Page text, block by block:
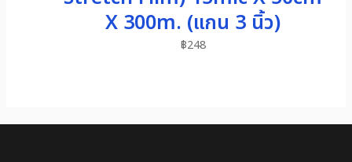
X 300m. (แกน 3 นิ้ว)
฿248